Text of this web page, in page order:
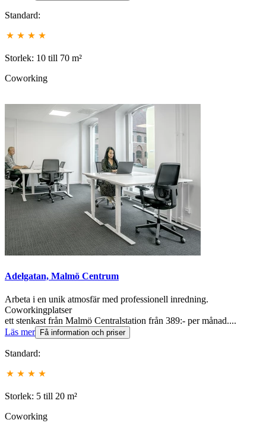
Standard:
Storlek: 10 till 70 m²
Coworking
Adelgatan, Malmö Centrum
Arbeta i en unik atmosfär med professionell inredning.
Coworkingplatser
ett stenkast från Malmö Centralstation från 389:- per månad....
Läs mer
Få information och priser
Standard:
Storlek: 5 till 20 m²
Coworking